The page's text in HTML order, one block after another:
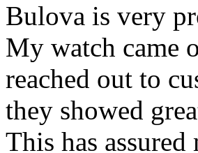
Bulova is very
My watch came
reached out to
they showed
This has